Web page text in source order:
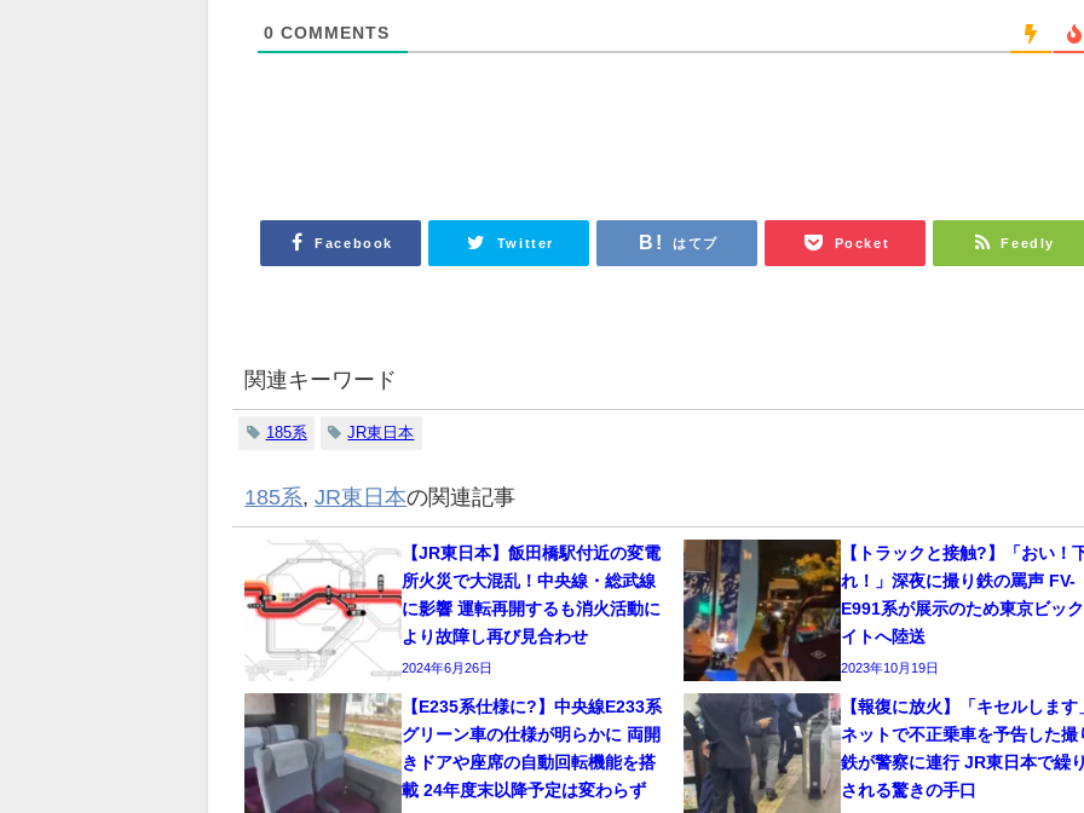
0 COMMENTS
Facebook Twitter はてブ Pocket Feedly
関連キーワード
185系 JR東日本
185系,JR東日本の関連記事
【JR東日本】飯田橋駅付近の変電
所火災で大混乱！中央線・総武線
に影響 運転再開するも消火活動に
より故障し再び見合わせ
2024年6月26日
【トラックと接触?】「おい！
れ！」深夜に撮り鉄の罵声 FV-
E991系が展示のため東京ビッ
イトへ陸送
2023年10月19日
【E235系仕様に?】中央線E233系
グリーン車の仕様が明らかに 両開
きドアや座席の自動回転機能を搭
載 24年度末以降予定は変わらず
【報復に放火】「キセルします
ネットで不正乗車を予告した撮
鉄が警察に連行 JR東日本で繰
される驚きの手口